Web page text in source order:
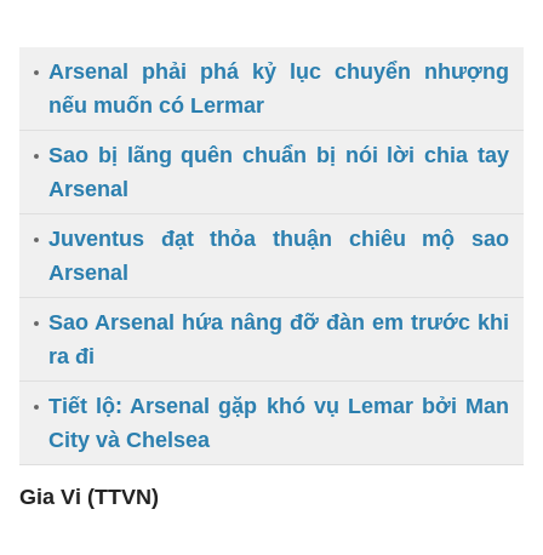
Arsenal phải phá kỷ lục chuyển nhượng
nếu muốn có Lermar
Sao bị lãng quên chuẩn bị nói lời chia tay
Arsenal
Juventus đạt thỏa thuận chiêu mộ sao
Arsenal
Sao Arsenal hứa nâng đỡ đàn em trước khi
ra đi
Tiết lộ: Arsenal gặp khó vụ Lemar bởi Man
City và Chelsea
Gia Vi (TTVN)